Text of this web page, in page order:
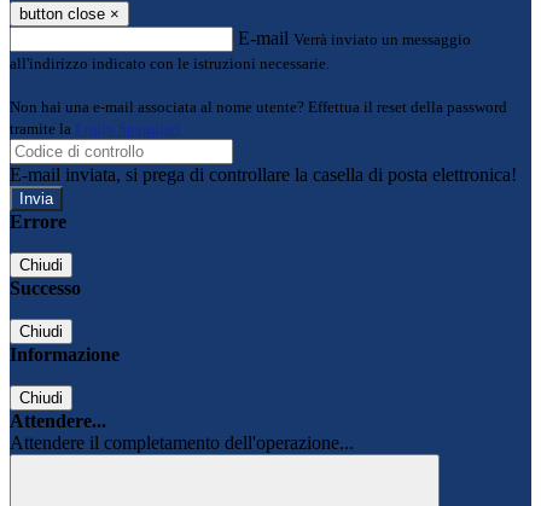
button close ×
E-mail Verrà inviato un messaggio
all'indirizzo indicato con le istruzioni necessarie.
Non hai una e-mail associata al nome utente? Effettua il reset della password
tramite la Login Spaggiari
E-mail inviata, si prega di controllare la casella di posta elettronica!
Errore
Chiudi
Successo
Chiudi
Informazione
Chiudi
Attendere...
Attendere il completamento dell'operazione...